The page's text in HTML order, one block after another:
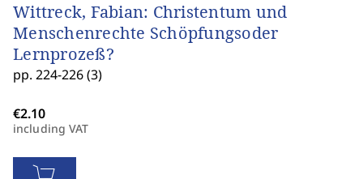
Wittreck, Fabian: Christentum und
Menschenrechte Schöpfungsoder
Lernprozeß?
pp. 224-226 (3)
including VAT